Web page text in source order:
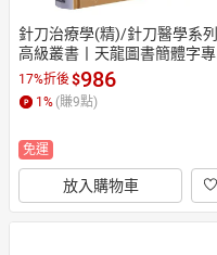
針刀治療學(精)/針刀醫學系列
高級叢書丨天龍圖書簡體字專
賣店丨9787521440591 (tl260
2)
17%折後$986
1% (賺9點)
免運
放入購物車